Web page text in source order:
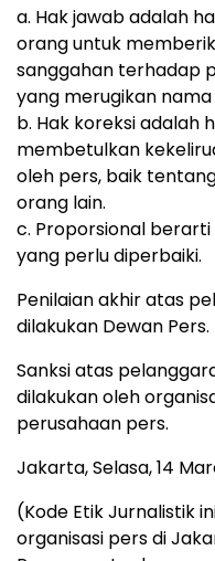
a. Hak jawab adalah
orang untuk
sanggahan terhadap
yang merugikan nama
b. Hak koreksi adalah
membetulkan
oleh pers, baik
orang lain.
c. Proporsional
yang perlu diperbaiki.
Penilaian akhir atas
dilakukan Dewan Pers.
Sanksi atas
dilakukan oleh
perusahaan pers.
Jakarta, Selasa, 14
(Kode Etik Jurnalistik
organisasi pers di